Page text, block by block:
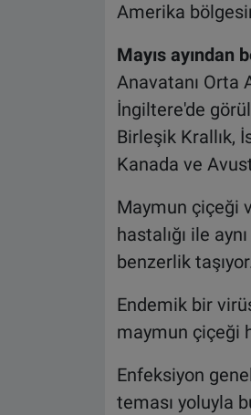
Amerika
Mayıs ayından
Anavatanı Orta
İngiltere'de
Birleşik Krallık,
Kanada ve
Maymun çiçeği
hastalığı ile
benzerlik
Endemik bir
maymun çiçeği
Enfeksiyon
teması yoluyla